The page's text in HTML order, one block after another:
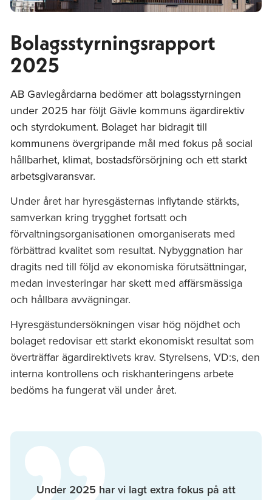
Bolagsstyrningsrapport
2025
AB Gavlegårdarna bedömer att bolagsstyrningen
under 2025 har följt Gävle kommuns ägardirektiv
och styrdokument. Bolaget har bidragit till
kommunens övergripande mål med fokus på social
hållbarhet, klimat, bostadsförsörjning och ett starkt
arbetsgivaransvar.
Under året har hyresgästernas inflytande stärkts,
samverkan kring trygghet fortsatt och
förvaltningsorganisationen omorganiserats med
förbättrad kvalitet som resultat. Nybyggnation har
dragits ned till följd av ekonomiska förutsättningar,
medan investeringar har skett med affärsmässiga
och hållbara avvägningar.
Hyresgästundersökningen visar hög nöjdhet och
bolaget redovisar ett starkt ekonomiskt resultat som
överträffar ägardirektivets krav. Styrelsens, VD:s, den
interna kontrollens och riskhanteringens arbete
bedöms ha fungerat väl under året.
Under 2025 har vi lagt extra fokus på att